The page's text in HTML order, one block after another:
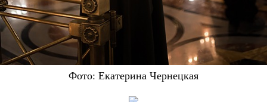
Фото: Екатерина Чернецкая